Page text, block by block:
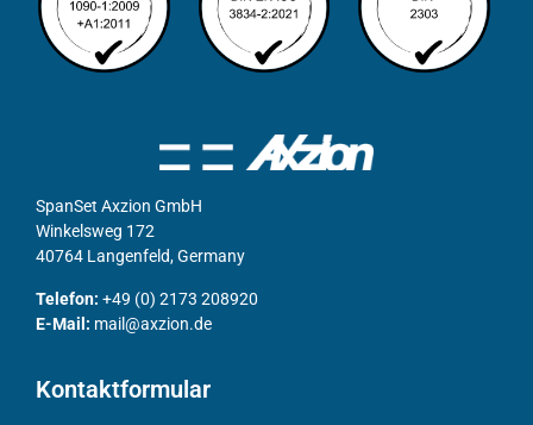
SpanSet Axzion GmbH
Winkelsweg 172
40764 Langenfeld, Germany
Telefon: +49 (0) 2173 208920
E-Mail: mail@axzion.de
Kontaktformular